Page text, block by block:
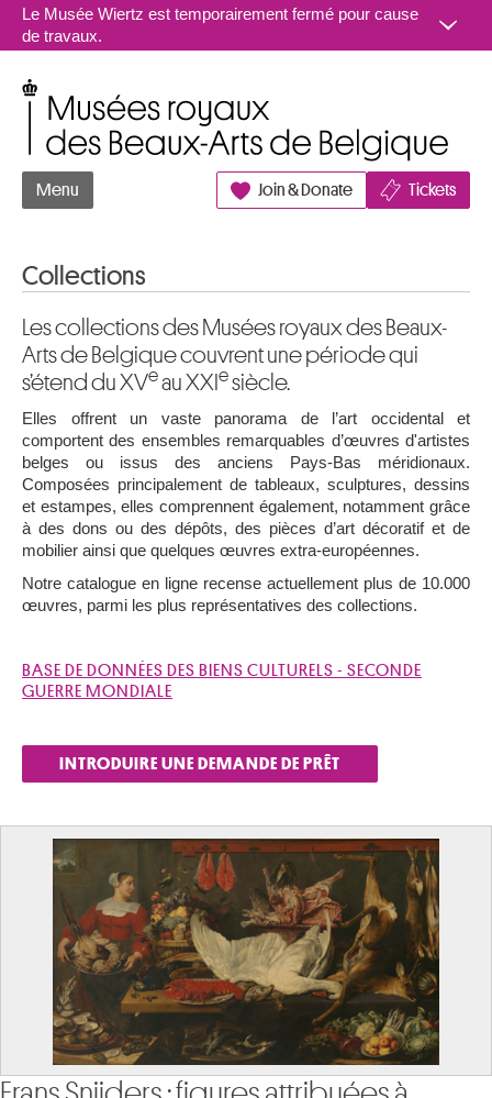
Aller au contenu
Le Musée Wiertz est temporairement fermé pour cause
de travaux.
Menu Join & Donate Tickets
Collections
Les collections des Musées royaux des Beaux-
Arts de Belgique couvrent une période qui
s’étend du XVeau XXI esiècle.
Elles offrent un vaste panorama de l’art occidental et
comportent des ensembles remarquables d’œuvres d'artistes
belges ou issus des anciens Pays-Bas méridionaux.
Composées principalement de tableaux, sculptures, dessins
et estampes, elles comprennent également, notamment grâce
à des dons ou des dépôts, des pièces d’art décoratif et de
mobilier ainsi que quelques œuvres extra-européennes.
Notre catalogue en ligne recense actuellement plus de 10.000
œuvres, parmi les plus représentatives des collections.
BASE DE DONNÉES DES BIENS CULTURELS - SECONDE
GUERRE MONDIALE
INTRODUIRE UNE DEMANDE DE PRÊT